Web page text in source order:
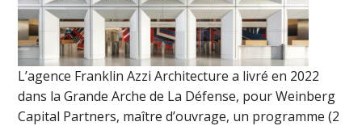
L’agence Franklin Azzi Architecture a livré en 2022
dans la Grande Arche de La Défense, pour Weinberg
Capital Partners, maître d’ouvrage, un programme (2